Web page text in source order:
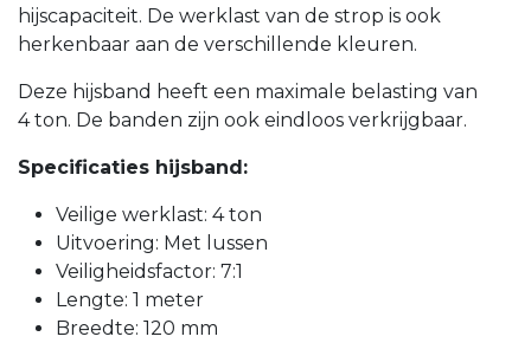
hijscapaciteit. De werklast van de strop is ook
herkenbaar aan de verschillende kleuren.
Deze hijsband heeft een maximale belasting van
4 ton. De banden zijn ook eindloos verkrijgbaar.
Specificaties hijsband:
Veilige werklast: 4 ton
Uitvoering: Met lussen
Veiligheidsfactor: 7:1
Lengte: 1 meter
Breedte: 120 mm